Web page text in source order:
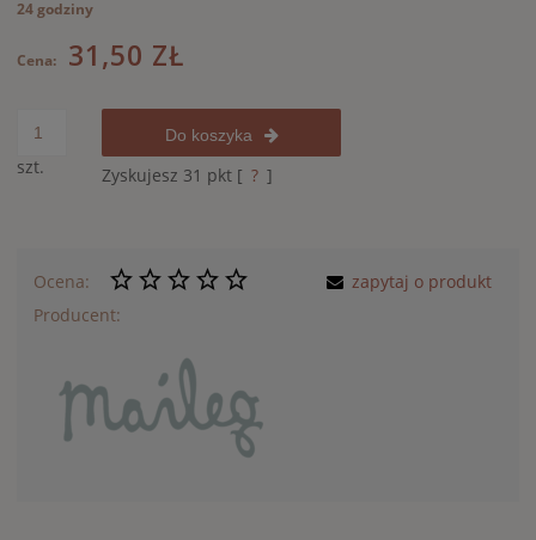
24 godziny
Cena: 31,50 ZŁ
szt.
Do koszyka
Zyskujesz 31 pkt [ ? ]
Ocena:
Producent:
zapytaj o produkt